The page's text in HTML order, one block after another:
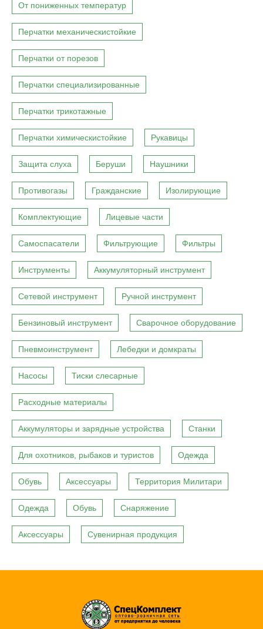
От пониженных температур
Перчатки механическистойкие
Перчатки от порезов
Перчатки специализированные
Перчатки трикотажные
Перчатки химическистойкие Рукавицы
Защита слуха Беруши Наушники
Противогазы Гражданские Изолирующие
Комплектующие Лицевые части
Самоспасатели Фильтрующие Фильтры
Инструменты Аккумуляторный инструмент
Сетевой инструмент Ручной инструмент
Бензиновый инструмент Сварочное оборудование
Пневмоинструмент Лебедки и домкраты
Насосы Тиски слесарные
Расходные материалы
Аккумуляторы и зарядные устройства Станки
Для охотников, рыбаков и туристов Одежда
Обувь Аксессуары Территория Милитари
Одежда Обувь Снаряжение
Аксессуары Сувенирная продукция